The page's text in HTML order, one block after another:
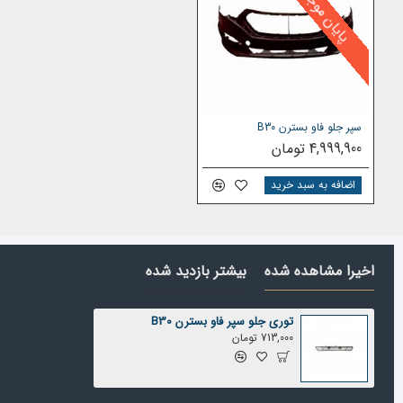
قیمت توری سپر جلو
نرخ ارز
دسته اول بودن (خرید از واردکننده)
مدت زمان دریافت قطعه ی خریداری شده
ارسال می نماید
جهت خرید توری سپر جلو فاو بسترن B30
توصیه های قبل از خرید محصول
سپر جلو فاو بسترن B30
4,999,900 تومان
اضافه به سبد خرید
اخیرا مشاهده شده بیشتر بازدید شده
توری جلو سپر فاو بسترن B30
713,000 تومان